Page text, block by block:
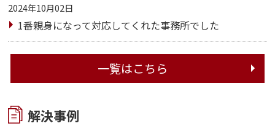
2024年10月02日
1番親身になって対応してくれた事務所でした
一覧はこちら
解決事例